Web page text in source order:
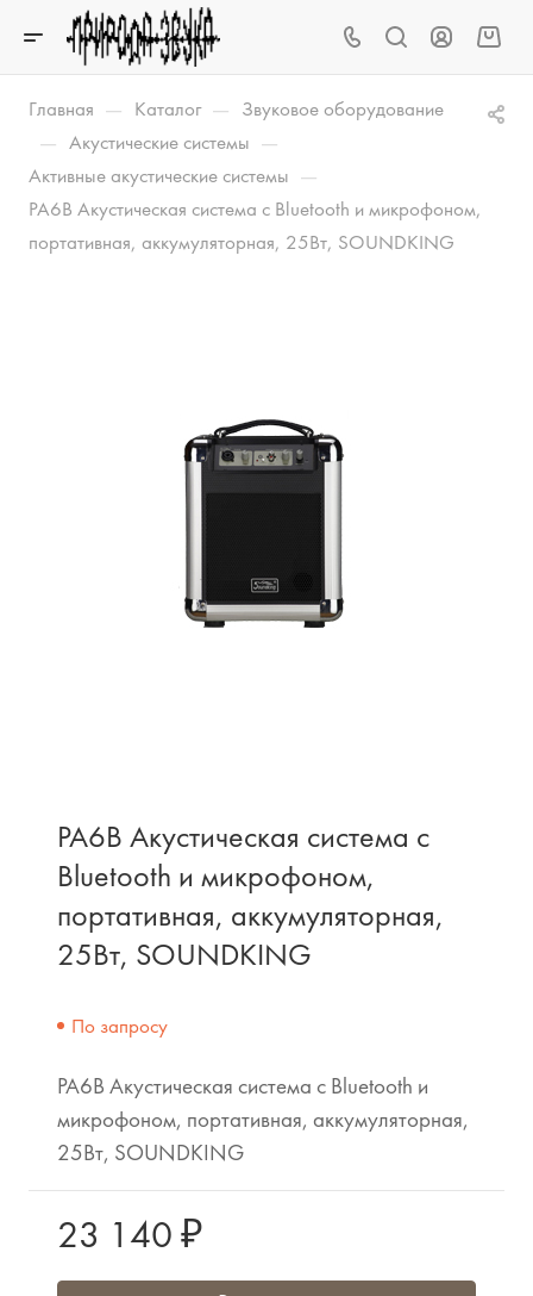
Главная — Каталог — Звуковое оборудование
— Акустические системы —
Активные акустические системы —
PA6B Акустическая система с Bluetooth и микрофоном,
портативная, аккумуляторная, 25Вт, SOUNDKING
PA6B Акустическая система с
Bluetooth и микрофоном,
портативная, аккумуляторная,
25Вт, SOUNDKING
По запросу
PA6B Акустическая система с Bluetooth и
микрофоном, портативная, аккумуляторная,
25Вт, SOUNDKING
23 140 ₽